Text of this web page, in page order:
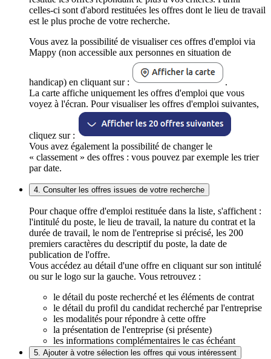
celles-ci sont d'abord restituées les offres dont le lieu de travail
est le plus proche de votre recherche.
Vous avez la possibilité de visualiser ces offres d'emploi via
Mappy (non accessible aux personnes en situation de
handicap) en cliquant sur :
.
La carte affiche uniquement les offres d'emploi que vous
voyez à l'écran. Pour visualiser les offres d'emploi suivantes,
cliquez sur :
Vous avez également la possibilité de changer le
« classement » des offres : vous pouvez par exemple les trier
par date.
4. Consulter les offres issues de votre recherche
Pour chaque offre d'emploi restituée dans la liste, s'affichent :
l'intitulé du poste, le lieu de travail, la nature du contrat et la
durée de travail, le nom de l'entreprise si précisé, les 200
premiers caractères du descriptif du poste, la date de
publication de l'offre.
Vous accédez au détail d'une offre en cliquant sur son intitulé
ou sur le logo sur la gauche. Vous retrouvez :
le détail du poste recherché et les éléments de contrat
le détail du profil du candidat recherché par l'entreprise
les modalités pour répondre à cette offre
la présentation de l'entreprise (si présente)
les informations complémentaires le cas échéant
5. Ajouter à votre sélection les offres qui vous intéressent